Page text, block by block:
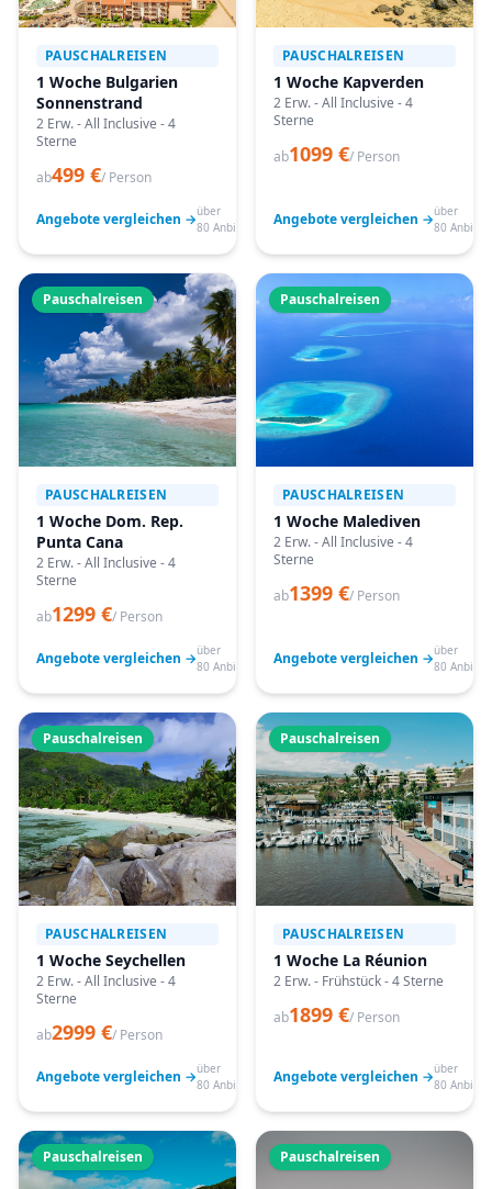
PAUSCHALREISEN
1 Woche Bulgarien
Sonnenstrand
2 Erw. - All Inclusive - 4
Sterne
ab499 €/ Person
Angebote vergleichen →über
80 Anbieter
PAUSCHALREISEN
1 Woche Kapverden
2 Erw. - All Inclusive - 4
Sterne
ab1099 €/ Person
Angebote vergleichen →über
80
Pauschalreisen
PAUSCHALREISEN
1 Woche Dom. Rep.
Punta Cana
2 Erw. - All Inclusive - 4
Sterne
ab1299 €/ Person
Angebote vergleichen →über
80 Anbieter
Pauschalreisen
PAUSCHALREISEN
1 Woche Malediven
2 Erw. - All Inclusive - 4
Sterne
ab1399 €/ Person
Angebote vergleichen →über
80
Pauschalreisen
PAUSCHALREISEN
1 Woche Seychellen
2 Erw. - All Inclusive - 4
Sterne
ab2999 €/ Person
Angebote vergleichen →über
80 Anbieter
Pauschalreisen
PAUSCHALREISEN
1 Woche La Réunion
2 Erw. - Frühstück - 4 Sterne
ab1899 €/ Person
Angebote vergleichen →über
80
Pauschalreisen Pauschalreisen